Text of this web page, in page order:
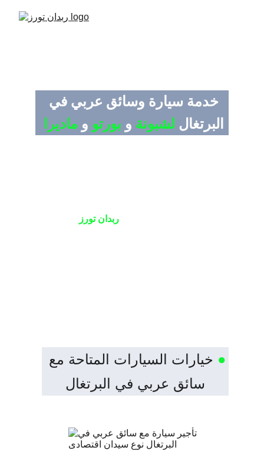
خدمة سيارة وسائق عربي في
البرتغال لشبونة و بورتو و ماديرا
ربدان تورز
● خيارات السيارات المتاحة مع
سائق عربي في البرتغال